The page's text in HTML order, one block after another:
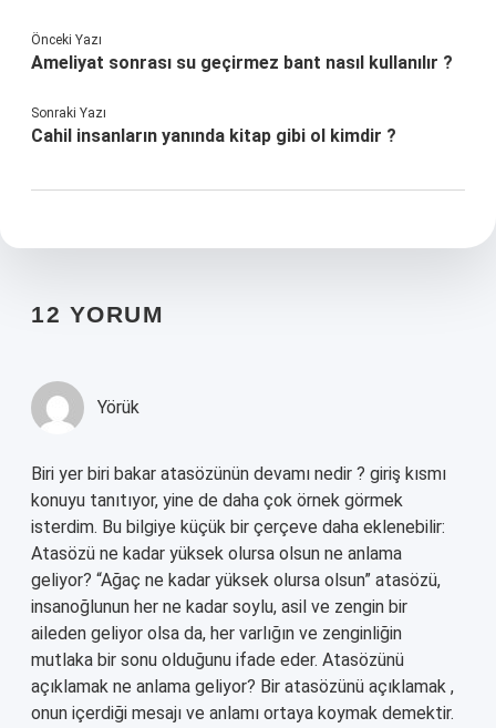
Önceki Yazı
Ameliyat sonrası su geçirmez bant nasıl kullanılır ?
Sonraki Yazı
Cahil insanların yanında kitap gibi ol kimdir ?
12 YORUM
Yörük
Biri yer biri bakar atasözünün devamı nedir ? giriş kısmı
konuyu tanıtıyor, yine de daha çok örnek görmek
isterdim. Bu bilgiye küçük bir çerçeve daha eklenebilir:
Atasözü ne kadar yüksek olursa olsun ne anlama
geliyor? “Ağaç ne kadar yüksek olursa olsun” atasözü,
insanoğlunun her ne kadar soylu, asil ve zengin bir
aileden geliyor olsa da, her varlığın ve zenginliğin
mutlaka bir sonu olduğunu ifade eder. Atasözünü
açıklamak ne anlama geliyor? Bir atasözünü açıklamak ,
onun içerdiği mesajı ve anlamı ortaya koymak demektir.